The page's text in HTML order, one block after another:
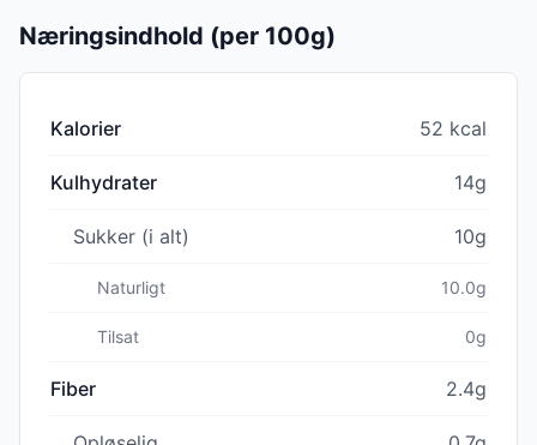
Næringsindhold (per 100g)
Kalorier 52 kcal
Kulhydrater 14g
Sukker (i alt) 10g
Naturligt 10.0g
Tilsat 0g
Fiber 2.4g